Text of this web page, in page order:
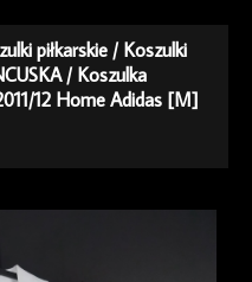
piłkarskie /Koszulki
/ Koszulka
12 Home Adidas [M]